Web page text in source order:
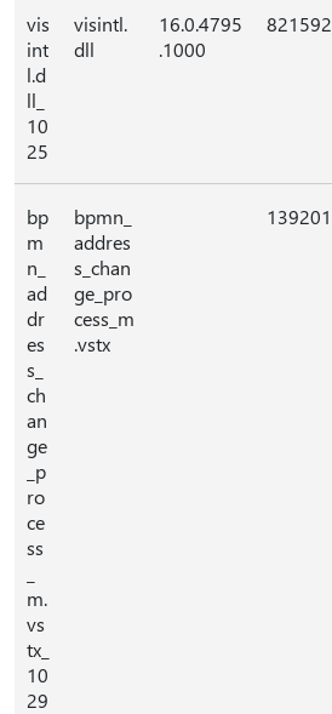
vis
int
l.d
ll_
10
25
visintl.
dll
16.0.4795
.1000
821592
bp
m
n_
ad
dr
es
s_
ch
an
ge
_p
ro
ce
ss
m.
vs
tx_
10
29
bpmn_
addres
s_chan
ge_pro
cess_m
.vstx
139201